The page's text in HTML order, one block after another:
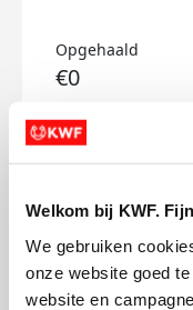
Welkom bij KWF.
We gebruiken
onze website goed
website en
Opgehaald
€0
Doneer